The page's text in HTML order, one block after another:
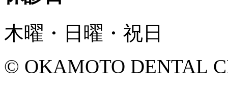
木曜・日曜・祝日
© OKAMOTO DENTAL